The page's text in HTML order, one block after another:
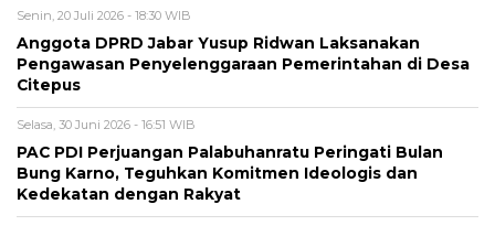
Senin, 20 Juli 2026 - 18:30 WIB
Anggota DPRD Jabar Yusup Ridwan Laksanakan
Pengawasan Penyelenggaraan Pemerintahan di Desa
Citepus
Selasa, 30 Juni 2026 - 16:51 WIB
PAC PDI Perjuangan Palabuhanratu Peringati Bulan
Bung Karno, Teguhkan Komitmen Ideologis dan
Kedekatan dengan Rakyat